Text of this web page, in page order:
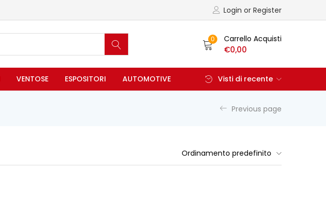
Login or Register
0 Carrello Acquisti
€0,00
VENTOSE ESPOSITORI AUTOMOTIVE Visti di recente
Previous page
Ordinamento predefinito